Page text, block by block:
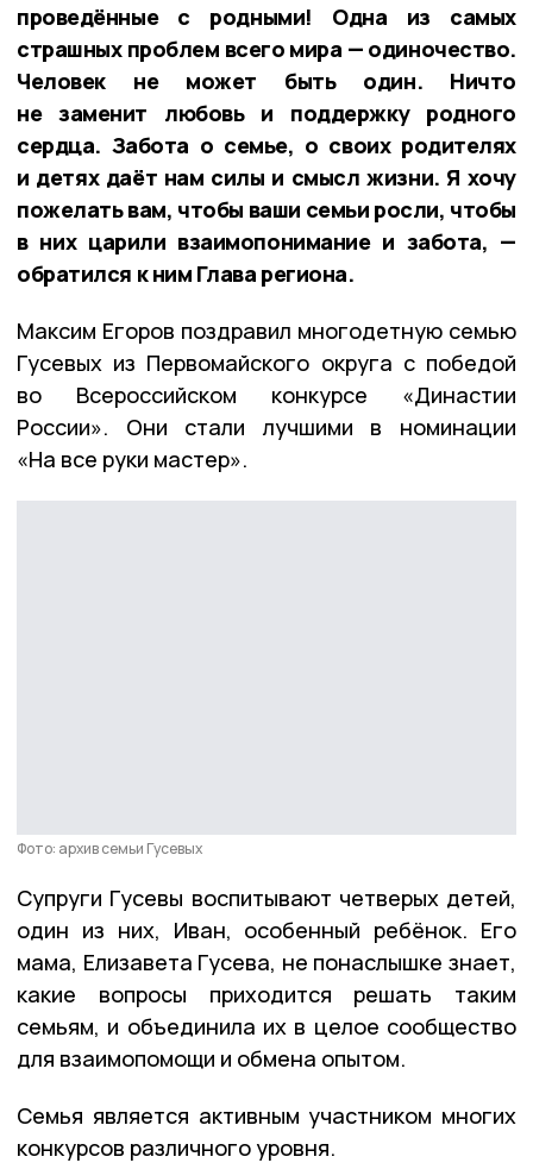
проведённые с родными! Одна из самых
страшных проблем всего мира — одиночество.
Человек не может быть один. Ничто
не заменит любовь и поддержку родного
сердца. Забота о семье, о своих родителях
и детях даёт нам силы и смысл жизни. Я хочу
пожелать вам, чтобы ваши семьи росли, чтобы
в них царили взаимопонимание и забота, —
обратился к ним Глава региона.
Максим Егоров поздравил многодетную семью
Гусевых из Первомайского округа с победой
во Всероссийском конкурсе «Династии
России». Они стали лучшими в номинации
«На все руки мастер».
Фото: архив семьи Гусевых
Супруги Гусевы воспитывают четверых детей,
один из них, Иван, особенный ребёнок. Его
мама, Елизавета Гусева, не понаслышке знает,
какие вопросы приходится решать таким
семьям, и объединила их в целое сообщество
для взаимопомощи и обмена опытом.
Семья является активным участником многих
конкурсов различного уровня.